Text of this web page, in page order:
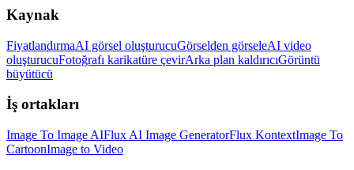
Kaynak
FiyatlandırmaAI görsel oluşturucuGörselden görseleAI video
oluşturucuFotoğrafı karikatüre çevirArka plan kaldırıcıGörüntü
büyütücü
İş ortakları
Image To Image AIFlux AI Image GeneratorFlux KontextImage To
CartoonImage to Video